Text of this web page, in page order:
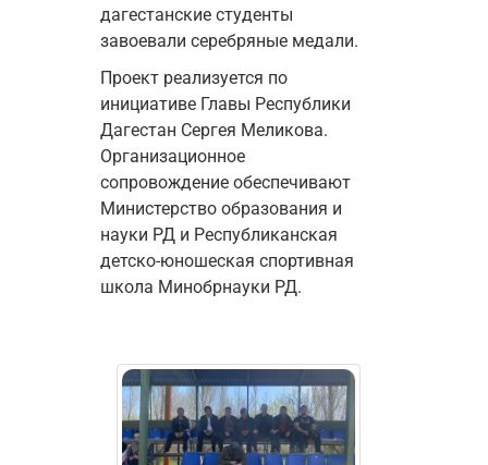
дагестанские студенты
завоевали серебряные медали.
Проект реализуется по
инициативе Главы Республики
Дагестан Сергея Меликова.
Организационное
сопровождение обеспечивают
Министерство образования и
науки РД и Республиканская
детско-юношеская спортивная
школа Минобрнауки РД.